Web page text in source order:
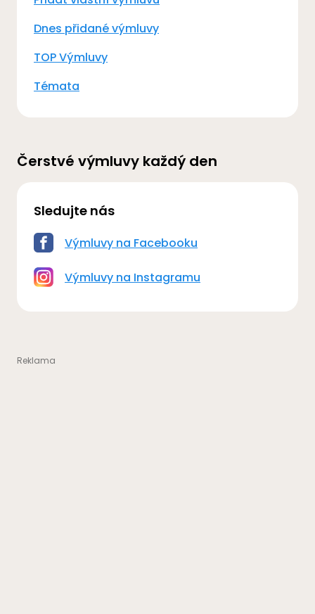
Dnes přidané výmluvy
TOP Výmluvy
Témata
Čerstvé výmluvy každý den
Sledujte nás
Výmluvy na Facebooku
Výmluvy na Instagramu